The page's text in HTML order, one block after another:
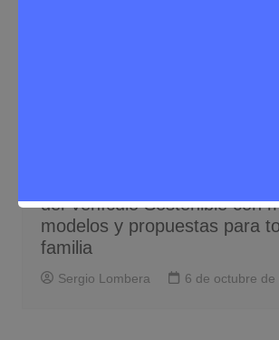
del Vehículo Sostenible con
modelos y propuestas para
familia
Sergio Lombera 6 de octubre de